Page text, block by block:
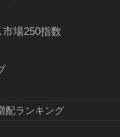
場250指数
配ランキング